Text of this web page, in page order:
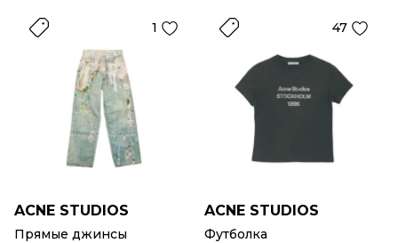
1
ACNE STUDIOS
Прямые джинсы
47
ACNE STUDIOS
Футболка